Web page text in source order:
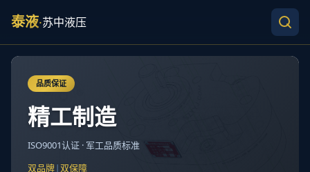
泰液·苏中液压
品质保证
精工制造
ISO9001认证 · 军工品质标准
双品牌|双保障